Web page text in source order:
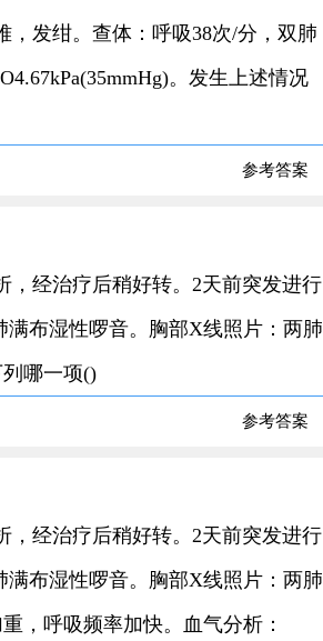
发绀。查体：呼吸38次/分，双肺
。发生上述情况
参考答案
，经治疗后稍好转。2天前突发进行
布湿性啰音。胸部X线照片：两肺
哪一项()
参考答案
，经治疗后稍好转。2天前突发进行
布湿性啰音。胸部X线照片：两肺
，呼吸频率加快。血气分析：